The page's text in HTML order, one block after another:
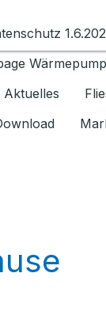
für Ratgeber
Aktuelles